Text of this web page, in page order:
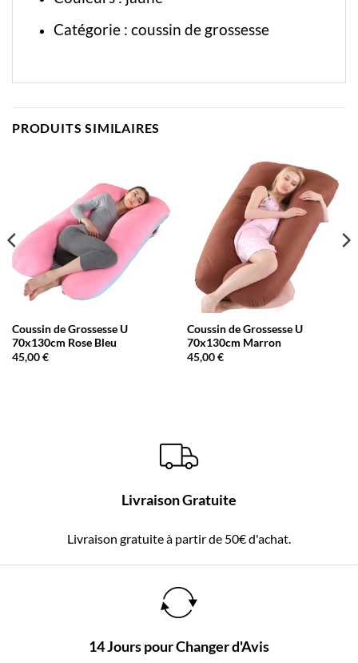
Catégorie : coussin de grossesse
PRODUITS SIMILAIRES
Coussin de Grossesse U
70x130cm Rose Bleu
45,00€
Coussin de Grossesse U
70x130cm Marron
45,00€
Livraison Gratuite
Livraison gratuite à partir de 50€ d'achat.
14 Jours pour Changer d'Avis